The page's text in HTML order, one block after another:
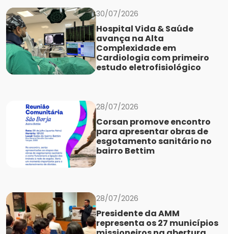
30/07/2026
Hospital Vida & Saúde
avança na Alta
Complexidade em
Cardiologia com primeiro
estudo eletrofisiológico
28/07/2026
Corsan promove encontro
para apresentar obras de
esgotamento sanitário no
bairro Bettim
28/07/2026
Presidente da AMM
representa os 27 municípios